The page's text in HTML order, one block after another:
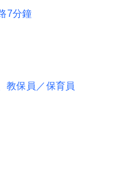
7分鐘
、教保員／保育員